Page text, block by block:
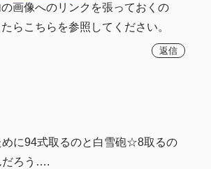
画像へのリンクを張っておくの
らこちらを参照してください。
返信
めに94式取るのと白雪砲☆8取るの
だろう….